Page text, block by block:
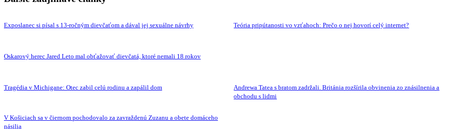
Exposlanec si písal s 13-ročným dievčaťom a dával jej sexuálne návrhy Teória pripútanosti vo vzťahoch: Prečo o nej hovorí celý internet?
Oskarový herec Jared Leto mal obťažovať dievčatá, ktoré nemali 18 rokov
Tragédia v Michigane: Otec zabil celú rodinu a zapálil dom
Andrewa Tatea s bratom zadržali. Británia rozšírila obvinenia zo znásilnenia a
obchodu s lidmi
V Košiciach sa v čiernom pochodovalo za zavraždenú Zuzanu a obete domáceho
násilia